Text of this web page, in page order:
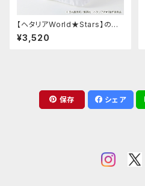
【ヘタリアWorld★Stars】のび
猫クッション 第2弾（オーストリ
ア）
¥3,520
保存 シェア